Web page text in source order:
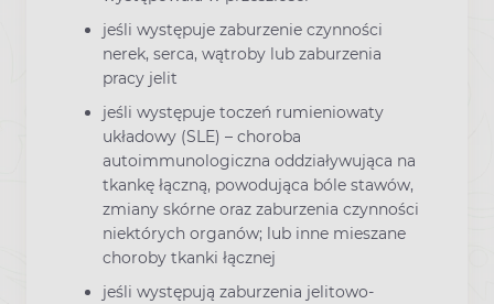
jeśli występuje zaburzenie czynności
nerek, serca, wątroby lub zaburzenia
pracy jelit
jeśli występuje toczeń rumieniowaty
układowy (SLE) – choroba
autoimmunologiczna oddziaływująca na
tkankę łączną, powodująca bóle stawów,
zmiany skórne oraz zaburzenia czynności
niektórych organów; lub inne mieszane
choroby tkanki łącznej
jeśli występują zaburzenia jelitowo-